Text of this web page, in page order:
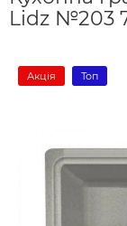
Lidz №203
Акція Топ